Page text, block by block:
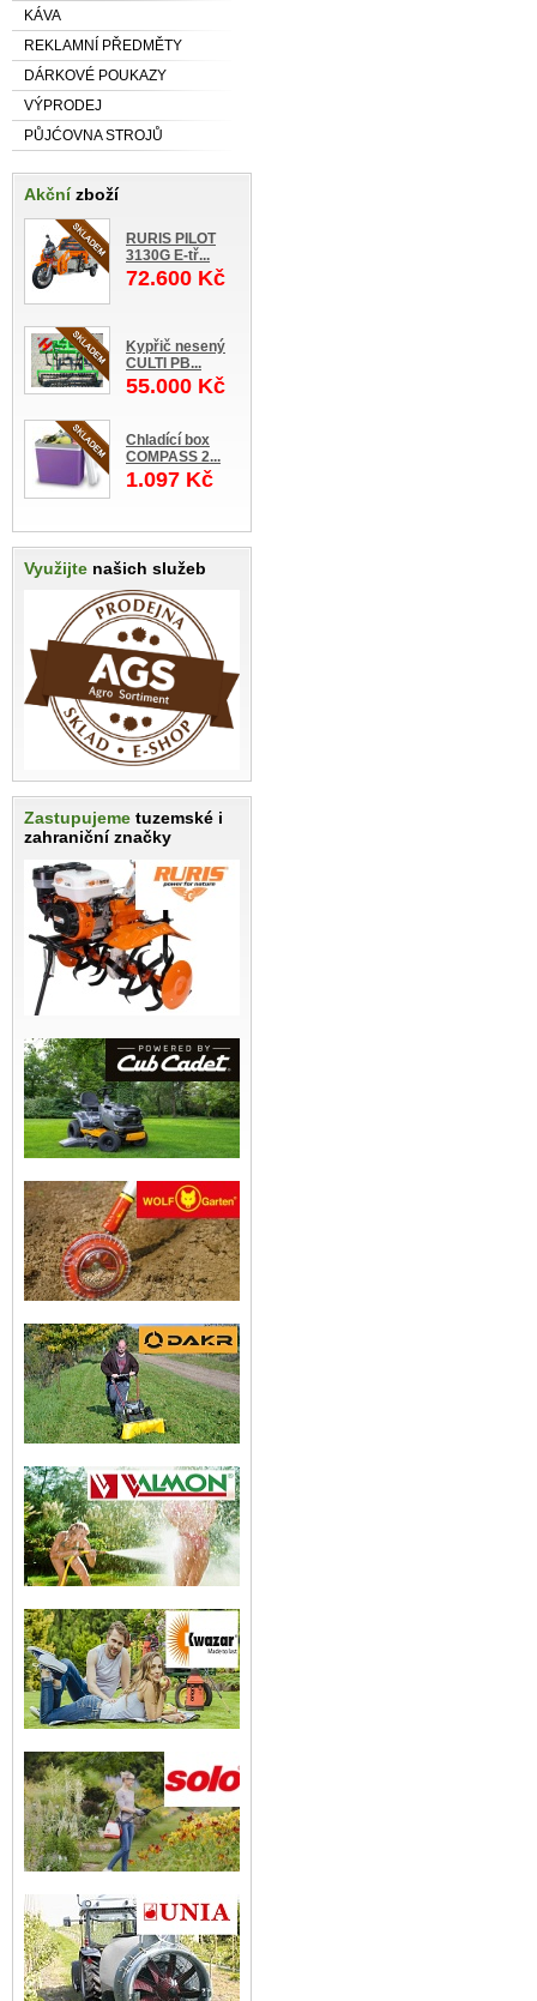
KÁVA
REKLAMNÍ PŘEDMĚTY
DÁRKOVÉ POUKAZY
VÝPRODEJ
PŮJĆOVNA STROJŮ
Akčnízboží
RURIS PILOT
3130G E-tř...
72.600 Kč
Kypřič nesený
CULTI PB...
55.000 Kč
Chladící box
COMPASS 2...
1.097 Kč
Využijte našich služeb
Zastupujeme tuzemské i
zahraniční značky